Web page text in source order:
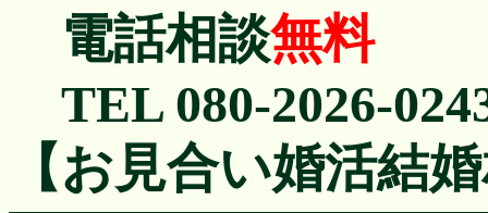
電話相談無料
TEL 080-2026-
【お見合い婚活結